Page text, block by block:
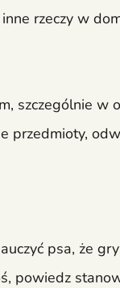
rzeczy w
szczególnie w
przedmioty,
psa, że
powiedz